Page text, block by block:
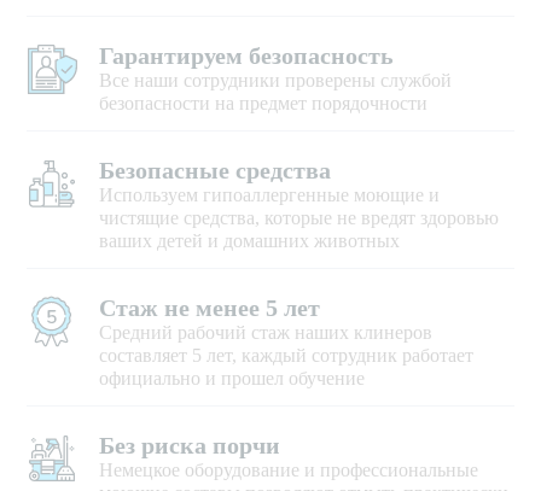
Гарантируем безопасность
Все наши сотрудники проверены службой
безопасности на предмет порядочности
Безопасные средства
Используем гипоаллергенные моющие и
чистящие средства, которые не вредят здоровью
ваших детей и домашних животных
Стаж не менее 5 лет
Средний рабочий стаж наших клинеров
составляет 5 лет, каждый сотрудник работает
официально и прошел обучение
Без риска порчи
Немецкое оборудование и профессиональные